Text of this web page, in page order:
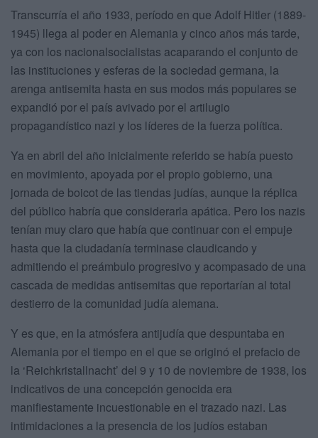
Transcurría el año 1933, período en que Adolf Hitler (1889-
1945) llega al poder en Alemania y cinco años más tarde,
ya con los nacionalsocialistas acaparando el conjunto de
las instituciones y esferas de la sociedad germana, la
arenga antisemita hasta en sus modos más populares se
expandió por el país avivado por el artilugio
propagandístico nazi y los líderes de la fuerza política.
Ya en abril del año inicialmente referido se había puesto
en movimiento, apoyada por el propio gobierno, una
jornada de boicot de las tiendas judías, aunque la réplica
del público habría que considerarla apática. Pero los nazis
tenían muy claro que había que continuar con el empuje
hasta que la ciudadanía terminase claudicando y
admitiendo el preámbulo progresivo y acompasado de una
cascada de medidas antisemitas que reportarían al total
destierro de la comunidad judía alemana.
Y es que, en la atmósfera antijudía que despuntaba en
Alemania por el tiempo en el que se originó el prefacio de
la ‘Reichkristallnacht’ del 9 y 10 de noviembre de 1938, los
indicativos de una concepción genocida era
manifiestamente incuestionable en el trazado nazi. Las
intimidaciones a la presencia de los judíos estaban